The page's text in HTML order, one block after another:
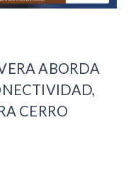
ABORDA
CERRO